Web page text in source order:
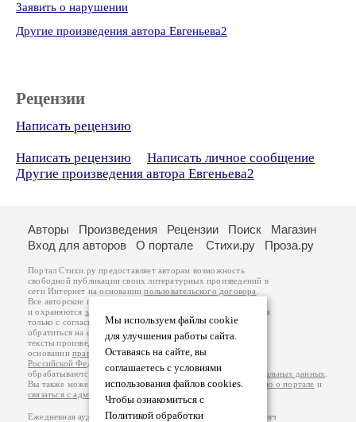
Заявить о нарушении
Другие произведения автора Евгеньева2
Рецензии
Написать рецензию
Написать рецензию
Написать личное сообщение
Другие произведения автора Евгеньева2
Мы используем файлы cookie
для улучшения работы сайта.
Оставаясь на сайте, вы
соглашаетесь с условиями
использования файлов cookies.
Чтобы ознакомиться с
Политикой обработки
Авторы Произведения Рецензии Поиск
Магазин
Вход для авторов
О портале Стихи.ру Проза.ру
Портал Стихи.ру предоставляет авторам возможность
свободной публикации своих литературных произведений в
сети Интернет на основаниипользовательского договора
Все авторские права на произведения принадлежат авторам
и охраняются законом
. Перепечатка произведений возможна
только с согласия его автора, к которому вы можете
обратиться на его авторской странице. Ответственность за
тексты произведений авторы несут самостоятельно на
основанииправил публикацииизаконодательства
Российской Федерации
обрабатываются на основанииПолитики обработки персональных данных
Вы также можете посмотреть более подробнуюинформацию о портале и
связаться с администрацией
Ежедневная аудитория портала Стихи.ру – порядка 200 тысяч